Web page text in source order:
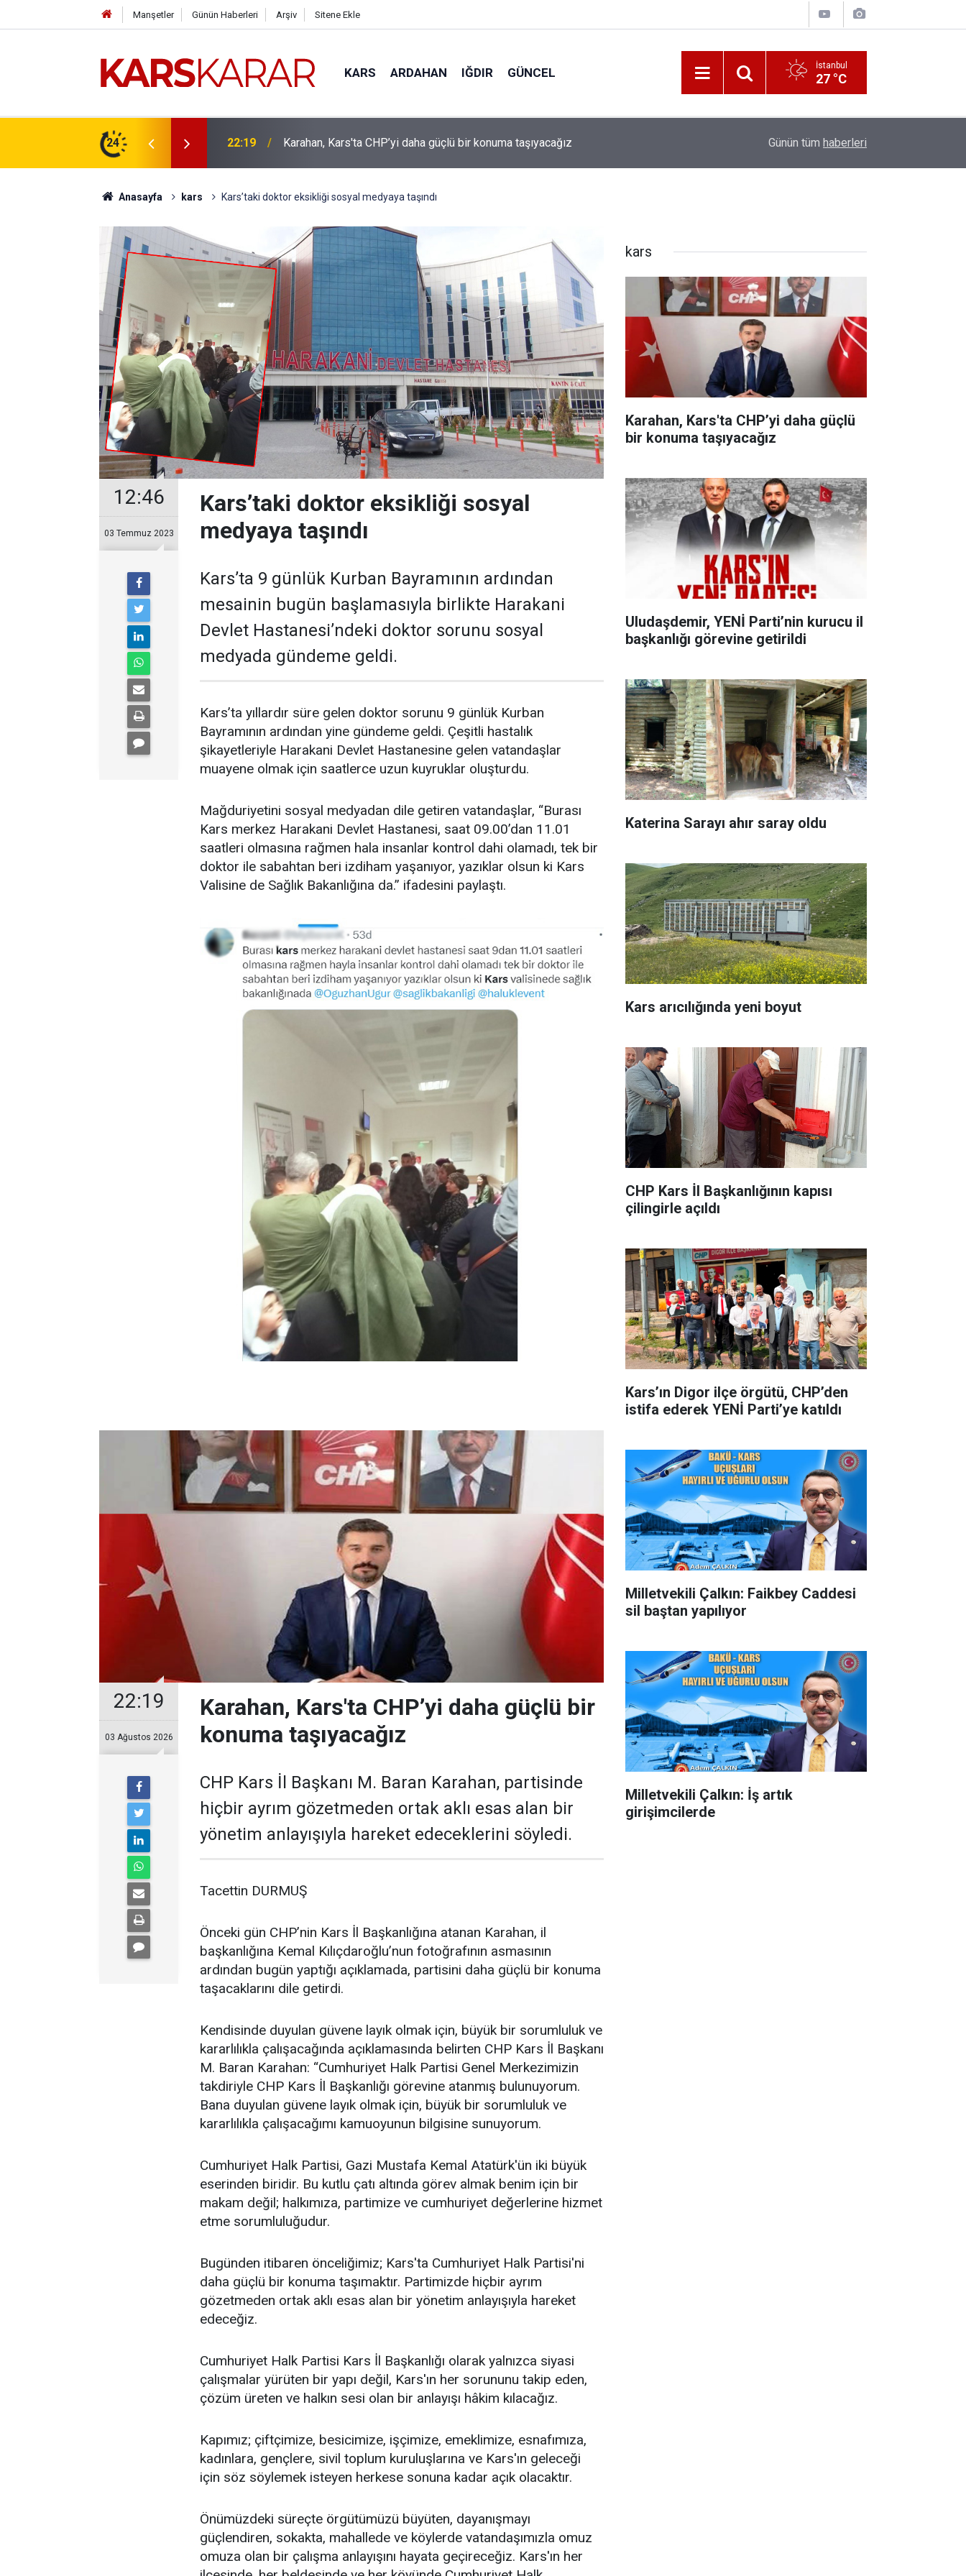
Manşetler Günün Haberleri Arşiv Sitene Ekle
KARS ARDAHAN IĞDIR GÜNCEL İstanbul
27 °C
24
bir konuma taşıyacağız 16:15 Uludaşdemir, YENİ Parti’nin kurucu il başkanlığı görevine getirildi Katerina Sarayı ahır saray oldu
Günün tüm haberleri
Anasayfa kars Kars’taki doktor eksikliği sosyal medyaya taşındı
12:46
03 Temmuz 2023
Kars’taki doktor eksikliği sosyal
medyaya taşındı
Kars’ta 9 günlük Kurban Bayramının ardından
mesainin bugün başlamasıyla birlikte Harakani
Devlet Hastanesi’ndeki doktor sorunu sosyal
medyada gündeme geldi.
Kars’ta yıllardır süre gelen doktor sorunu 9 günlük Kurban
Bayramının ardından yine gündeme geldi. Çeşitli hastalık
şikayetleriyle Harakani Devlet Hastanesine gelen vatandaşlar
muayene olmak için saatlerce uzun kuyruklar oluşturdu.
Mağduriyetini sosyal medyadan dile getiren vatandaşlar, “Burası
Kars merkez Harakani Devlet Hastanesi, saat 09.00’dan 11.01
saatleri olmasına rağmen hala insanlar kontrol dahi olamadı, tek bir
doktor ile sabahtan beri izdiham yaşanıyor, yazıklar olsun ki Kars
Valisine de Sağlık Bakanlığına da.” ifadesini paylaştı.
22:19
03 Ağustos 2026
Karahan, Kars'ta CHP’yi daha güçlü bir
konuma taşıyacağız
CHP Kars İl Başkanı M. Baran Karahan, partisinde
hiçbir ayrım gözetmeden ortak aklı esas alan bir
yönetim anlayışıyla hareket edeceklerini söyledi.
Tacettin DURMUŞ
Önceki gün CHP’nin Kars İl Başkanlığına atanan Karahan, il
başkanlığına Kemal Kılıçdaroğlu’nun fotoğrafının asmasının
ardından bugün yaptığı açıklamada, partisini daha güçlü bir konuma
taşacaklarını dile getirdi.
Kendisinde duyulan güvene layık olmak için, büyük bir sorumluluk ve
kararlılıkla çalışacağında açıklamasında belirten CHP Kars İl Başkanı
M. Baran Karahan: “Cumhuriyet Halk Partisi Genel Merkezimizin
takdiriyle CHP Kars İl Başkanlığı görevine atanmış bulunuyorum.
Bana duyulan güvene layık olmak için, büyük bir sorumluluk ve
kararlılıkla çalışacağımı kamuoyunun bilgisine sunuyorum.
Cumhuriyet Halk Partisi, Gazi Mustafa Kemal Atatürk'ün iki büyük
eserinden biridir. Bu kutlu çatı altında görev almak benim için bir
makam değil; halkımıza, partimize ve cumhuriyet değerlerine hizmet
etme sorumluluğudur.
Bugünden itibaren önceliğimiz; Kars'ta Cumhuriyet Halk Partisi'ni
daha güçlü bir konuma taşımaktır. Partimizde hiçbir ayrım
gözetmeden ortak aklı esas alan bir yönetim anlayışıyla hareket
edeceğiz.
Cumhuriyet Halk Partisi Kars İl Başkanlığı olarak yalnızca siyasi
çalışmalar yürüten bir yapı değil, Kars'ın her sorununu takip eden,
çözüm üreten ve halkın sesi olan bir anlayışı hâkim kılacağız.
Kapımız; çiftçimize, besicimize, işçimize, emeklimize, esnafımıza,
kadınlara, gençlere, sivil toplum kuruluşlarına ve Kars'ın geleceği
için söz söylemek isteyen herkese sonuna kadar açık olacaktır.
Önümüzdeki süreçte örgütümüzü büyüten, dayanışmayı
güçlendiren, sokakta, mahallede ve köylerde vatandaşımızla omuz
omuza olan bir çalışma anlayışını hayata geçireceğiz. Kars'ın her
kars
Karahan, Kars'ta CHP’yi daha güçlü
bir konuma taşıyacağız
Uludaşdemir, YENİ Parti’nin kurucu il
başkanlığı görevine getirildi
Katerina Sarayı ahır saray oldu
Kars arıcılığında yeni boyut
CHP Kars İl Başkanlığının kapısı
çilingirle açıldı
Kars’ın Digor ilçe örgütü, CHP’den
istifa ederek YENİ Parti’ye katıldı
Milletvekili Çalkın: Faikbey Caddesi
sil baştan yapılıyor
Milletvekili Çalkın: İş artık
girişimcilerde